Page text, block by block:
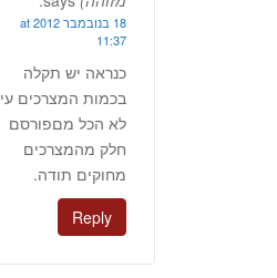
18 בנובמבר 2012 at
11:37
כנראה יש תקלה
בכמות המצרכים עי
לא הכל מםפורסם
חלק מהמצרכים
מחוקים תודה.
Reply